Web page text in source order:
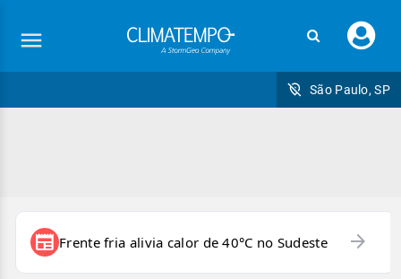
seu
São Paulo, SP
newspaper Frente fria alivia calor de 40°C no Sudeste arrow_forward